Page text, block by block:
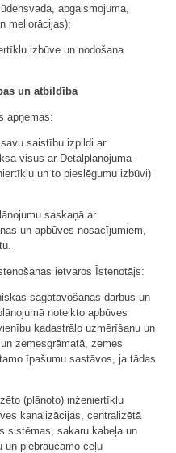
apgaismojuma,
meliorācijas);
izbūve un nodošana
un atbildība
apņemas:
saistību izpildi ar
visus ar Detālplānojuma
un to pieslēgumu izbūvi)
saskaņā ar
un apbūves nosacījumiem,
ietvaros Īstenotājs:
sagatavošanas darbus un
noteikto apbūves
kadastrālo uzmērīšanu un
zemesgrāmatā, zemes
īpašumu sastāvos, ja tādas
(plānoto) inženiertīklu
kanalizācijas, centralizētā
sistēmas, sakaru kabeļa un
un piebraucamo ceļu